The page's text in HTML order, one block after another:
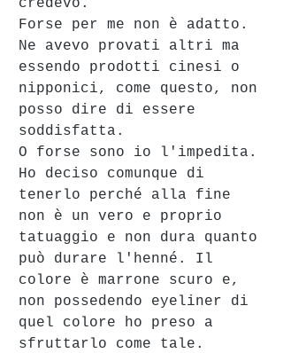
credevo.
Forse per me non è adatto.
Ne avevo provati altri ma
essendo prodotti cinesi o
nipponici, come questo, non
posso dire di essere
soddisfatta.
O forse sono io l'impedita.
Ho deciso comunque di
tenerlo perché alla fine
non è un vero e proprio
tatuaggio e non dura quanto
può durare l'henné. Il
colore è marrone scuro e,
non possedendo eyeliner di
quel colore ho preso a
sfruttarlo come tale.